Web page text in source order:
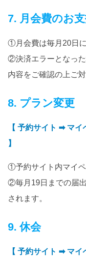
7. 月会費のお
①月会費は毎月20日に
②決済エラーとなった
内容をご確認の上ご対
8. プラン変更
【 予約サイト ➡ マ
】
①予約サイト内マイペ
②毎月19日までの届
されます。
9. 休会
【 予約サイト ➡ マ